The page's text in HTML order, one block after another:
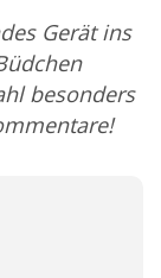
Gerät ins
besonders